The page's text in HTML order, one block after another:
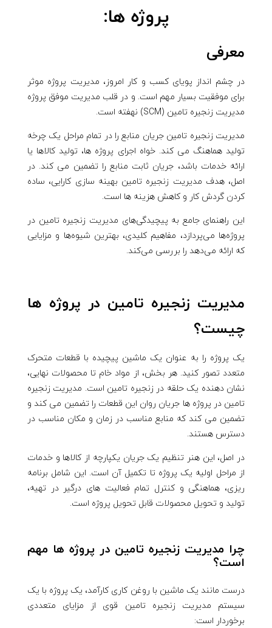
پروژه ها:
معرفی
در چشم انداز پویای کسب و کار امروز، مدیریت پروژه موثر
برای موفقیت بسیار مهم است. و در قلب مدیریت موفق پروژه
مدیریت زنجیره تامین (SCM) نهفته است.
مدیریت زنجیره تامین جریان منابع را در تمام مراحل یک چرخه
تولید هماهنگ می کند. خواه اجرای پروژه ها، تولید کالاها یا
ارائه خدمات باشد، جریان ثابت منابع را تضمین می کند. در
اصل، هدف مدیریت زنجیره تامین بهینه سازی کارایی، ساده
کردن گردش کار و کاهش هزینه ها است.
این راهنمای جامع به پیچیدگی‌های مدیریت زنجیره تامین در
پروژه‌ها می‌پردازد، مفاهیم کلیدی، بهترین شیوه‌ها و مزایایی
که ارائه می‌دهد را بررسی می‌کند.
مدیریت زنجیره تامین در پروژه ها
چیست؟
یک پروژه را به عنوان یک ماشین پیچیده با قطعات متحرک
متعدد تصور کنید. هر بخش، از مواد خام تا محصولات نهایی،
نشان دهنده یک حلقه در زنجیره تامین است. مدیریت زنجیره
تامین در پروژه ها جریان روان این قطعات را تضمین می کند و
تضمین می کند که منابع مناسب در زمان و مکان مناسب در
دسترس هستند.
در اصل، این هنر تنظیم یک جریان یکپارچه از کالاها و خدمات
از مراحل اولیه یک پروژه تا تکمیل آن است. این شامل برنامه
ریزی، هماهنگی و کنترل تمام فعالیت های درگیر در تهیه،
تولید و تحویل محصولات قابل تحویل پروژه است.
چرا مدیریت زنجیره تامین در پروژه ها مهم
است؟
درست مانند یک ماشین با روغن کاری کارآمد، یک پروژه با یک
سیستم مدیریت زنجیره تامین قوی از مزایای متعددی
برخوردار است: